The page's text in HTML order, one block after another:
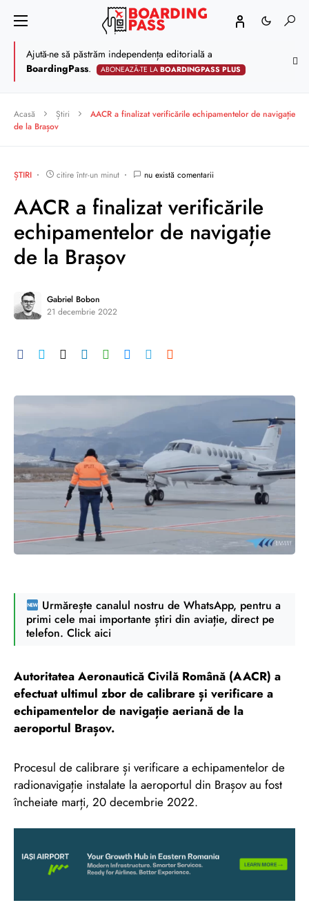
Ajută-ne să păstrăm independența editorială a
BoardingPass. ABONEAZĂ-TE LABOARDINGPASS PLUS
Acasă Știri
AACR a finalizat verificările echipamentelor de navigație
de la Brașov
ȘTIRI citire într-un minut nu există comentarii
AACR a finalizat verificările
echipamentelor de navigație
de la Brașov
Gabriel Bobon
21 decembrie 2022
Urmărește canalul nostru de WhatsApp, pentru a
primi cele mai importante știri din aviație, direct pe
telefon. Click aici
Autoritatea Aeronautică Civilă Română (AACR) a
efectuat ultimul zbor de calibrare și verificare a
echipamentelor de navigație aeriană de la
aeroportul Brașov.
Procesul de calibrare și verificare a echipamentelor de
radionavigație instalate la aeroportul din Brașov au fost
încheiate marți, 20 decembrie 2022.